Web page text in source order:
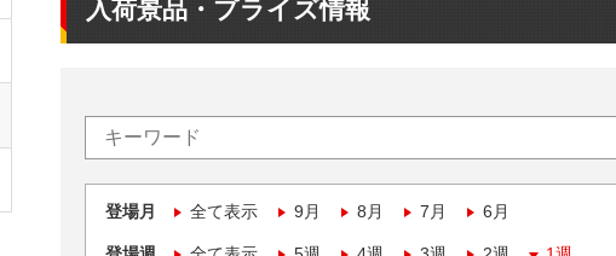
入荷景品・プライズ情報
登場月 全て表示 9月 8月 7月 6月